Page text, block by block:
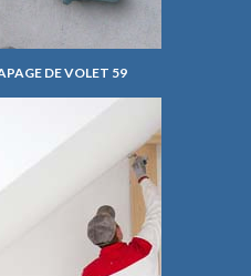
DE VOLET 59